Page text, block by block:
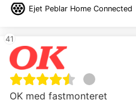
Ejet Peblar Home Connected
41
OK med fastmonteret